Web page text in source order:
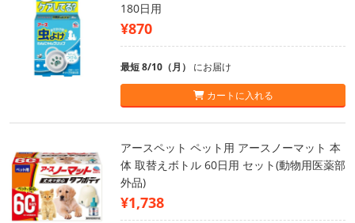
180日用
¥870
最短 8/10（月） にお届け
カートに入れる
アースペット ペット用 アースノーマット 本
体 取替えボトル 60日用 セット(動物用医薬部
外品)
¥1,738